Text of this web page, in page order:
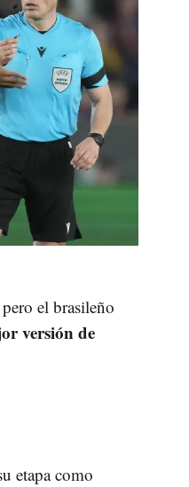
el brasileño
versión de
etapa como